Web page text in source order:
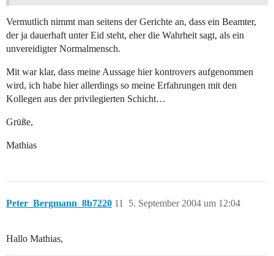
Vermutlich nimmt man seitens der Gerichte an, dass ein Beamter,
der ja dauerhaft unter Eid steht, eher die Wahrheit sagt, als ein
unvereidigter Normalmensch.
Mit war klar, dass meine Aussage hier kontrovers aufgenommen
wird, ich habe hier allerdings so meine Erfahrungen mit den
Kollegen aus der privilegierten Schicht…
Grüße,
Mathias
Peter_Bergmann_8b7220 5. September 2004 um 12:04
11
Hallo Mathias,